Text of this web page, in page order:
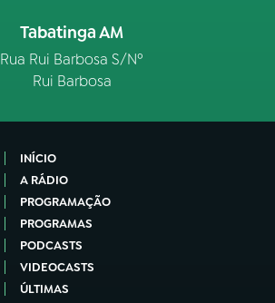
Tabatinga AM
Rua Rui Barbosa S/Nº
Rui Barbosa
INÍCIO
A RÁDIO
PROGRAMAÇÃO
PROGRAMAS
PODCASTS
VIDEOCASTS
ÚLTIMAS